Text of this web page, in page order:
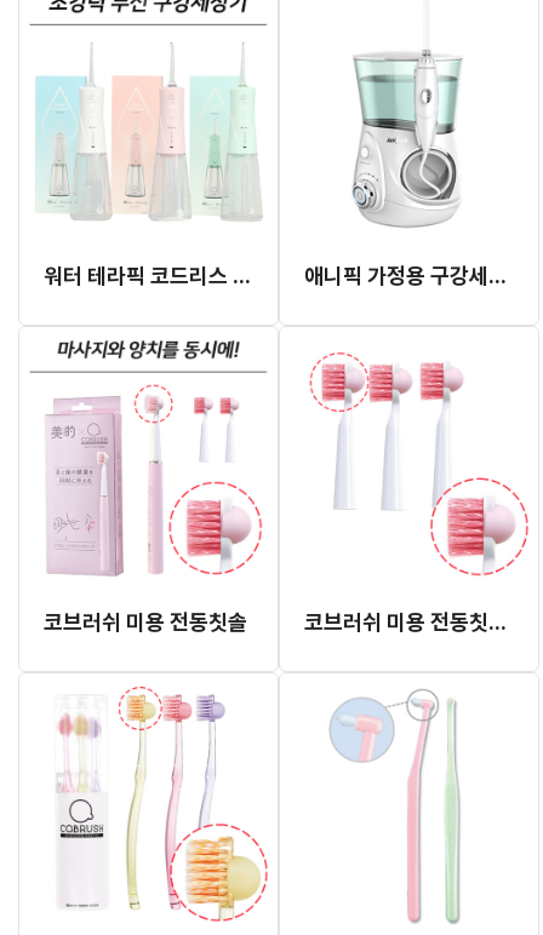
워터 테라픽 코드리스 구강세정기 애니픽 가정용 구강세정기 (품절)
코브러쉬 미용 전동칫솔 코브러쉬 미용 전동칫솔 리필 (3개입)